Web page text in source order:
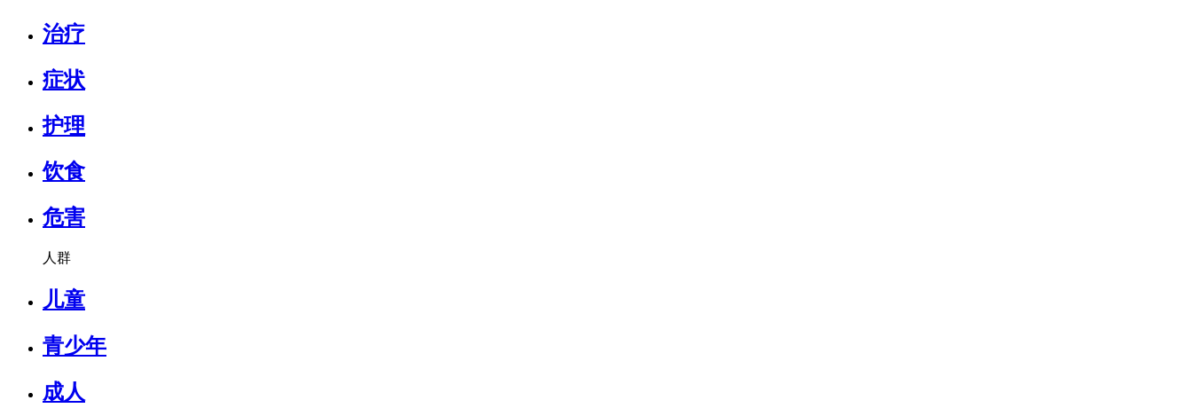
治疗
症状
护理
饮食
危害
人群
儿童
青少年
成人